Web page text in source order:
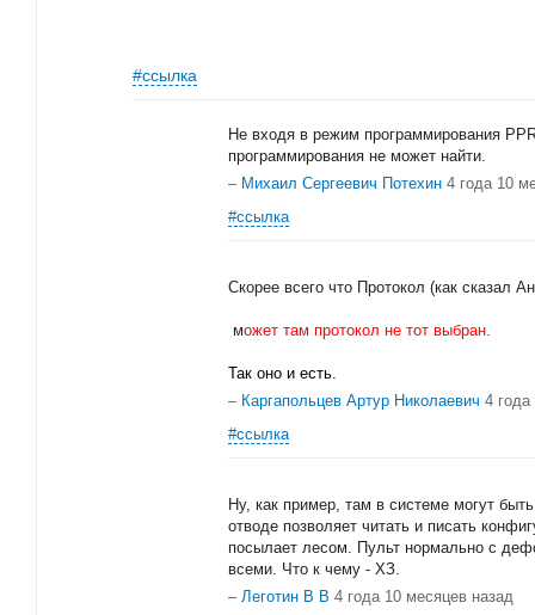
#ссылка
Не входя в режим программирования
программирования не может найти.
– Михаил Сергеевич Потехин 4 года 10
#ссылка
Скорее всего что Протокол (как сказал
может там протокол не тот выбран.
Так оно и есть.
– Каргапольцев Артур Николаевич 4
#ссылка
Ну, как пример, там в системе могут
отводе позволяет читать и писать
посылает лесом. Пульт нормально с
всеми. Что к чему - ХЗ.
– Леготин В В 4 года 10 месяцев назад